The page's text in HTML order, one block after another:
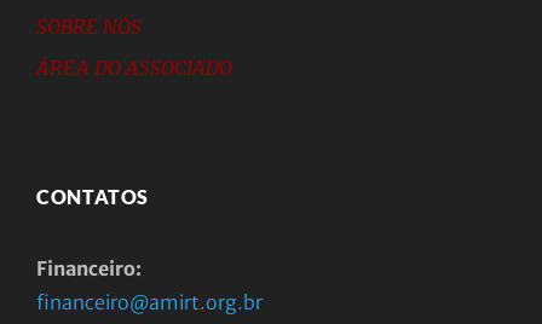
SOBRE NÓS
ÁREA DO ASSOCIADO
CONTATOS
Financeiro:
financeiro@amirt.org.br